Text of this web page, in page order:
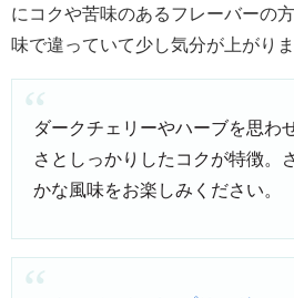
にコクや苦味のあるフレーバーの
味で違っていて少し気分が上がり
ダークチェリーやハーブを思わ
さとしっかりしたコクが特徴。
かな風味をお楽しみください。